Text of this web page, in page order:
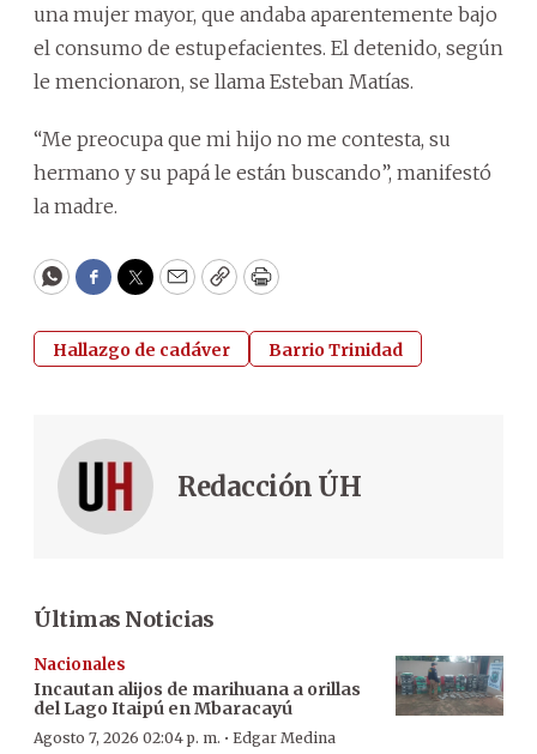
una mujer mayor, que andaba aparentemente bajo
el consumo de estupefacientes. El detenido, según
le mencionaron, se llama Esteban Matías.
“Me preocupa que mi hijo no me contesta, su
hermano y su papá le están buscando”, manifestó
la madre.
WhatsApp
Facebook
Twitter
EmailCopyPrint
Hallazgo de cadáver Barrio Trinidad
Redacción ÚH
Últimas Noticias
Nacionales
Incautan alijos de marihuana a orillas
del Lago Itaipú en Mbaracayú
Agosto 7, 2026 02:04 p. m. · Edgar Medina